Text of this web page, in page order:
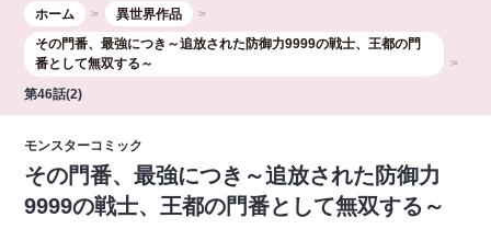
ホーム
異世界作品
その門番、最強につき～追放された防御力9999の戦士、王都の門
番として無双する～
第46話(2)
モンスターコミック
その門番、最強につき～追放された防御力
9999の戦士、王都の門番として無双する～